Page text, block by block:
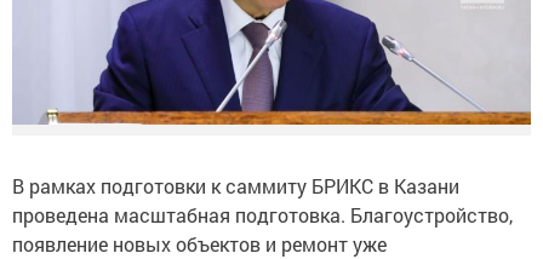
В рамках подготовки к саммиту БРИКС в Казани
проведена масштабная подготовка. Благоустройство,
появление новых объектов и ремонт уже